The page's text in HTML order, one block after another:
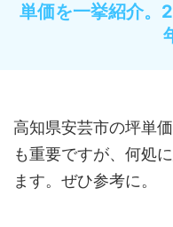
単価を一挙紹介
高知県安芸市の坪単
も重要ですが、何処
ます。ぜひ参考に。